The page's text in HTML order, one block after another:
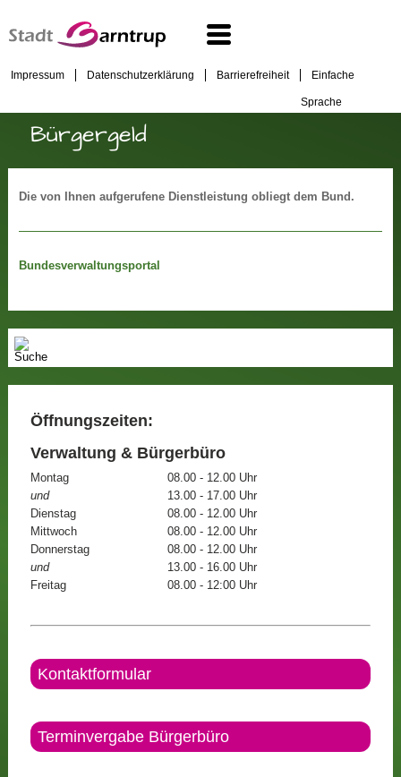
Impressum Datenschutzerklärung Barrierefreiheit Einfache
Sprache
Bürgergeld
Die von Ihnen aufgerufene Dienstleistung obliegt dem Bund.
Bundesverwaltungsportal
Öffnungszeiten:
Verwaltung & Bürgerbüro
Montag
08.00 - 12.00 Uhr
und
13.00 - 17.00 Uhr
Dienstag
08.00 - 12.00 Uhr
Mittwoch
08.00 - 12.00 Uhr
Donnerstag
08.00 - 12.00 Uhr
und
13.00 - 16.00 Uhr
Freitag
08.00 - 12:00 Uhr
Kontaktformular
Terminvergabe Bürgerbüro